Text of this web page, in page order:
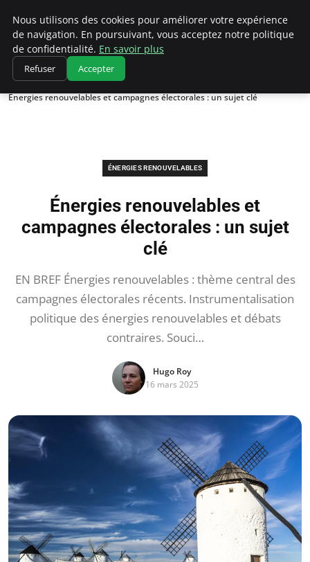
Climatedebtagents
Accueil
Énergies Renouvelables
Énergies renouvelables et campagnes électorales : un sujet clé
ÉNERGIES RENOUVELABLES
Énergies renouvelables et
campagnes électorales : un sujet
clé
EN BREF Énergies renouvelables : thème central des
campagnes électorales récents. Instrumentalisation
politique des énergies renouvelables et débats
contraires. Souci…
Hugo Roy
16 mars 2025
Nous utilisons des cookies pour améliorer votre expérience
de navigation. En poursuivant, vous acceptez notre politique
de confidentialité. En savoir plus
Refuser Accepter